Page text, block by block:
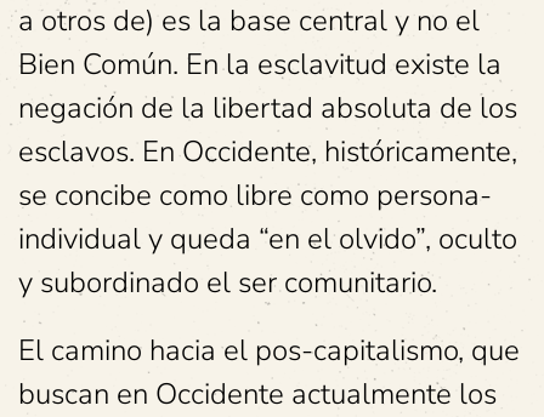
a otros de) es la base central y no el
Bien Común. En la esclavitud existe la
negación de la libertad absoluta de los
esclavos. En Occidente, históricamente,
se concibe como libre como persona-
individual y queda “en el olvido”, oculto
y subordinado el ser comunitario.
El camino hacia el pos-capitalismo, que
buscan en Occidente actualmente los